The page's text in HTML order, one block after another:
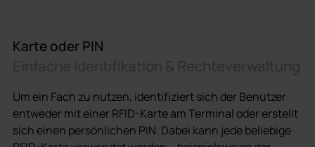
Karte oder PIN
Um ein Fach zu nutzen, identifiziert sich der Benutzer
entweder mit einer RFID-Karte am Terminal oder erstellt
sich einen persönlichen PIN. Dabei kann jede beliebige